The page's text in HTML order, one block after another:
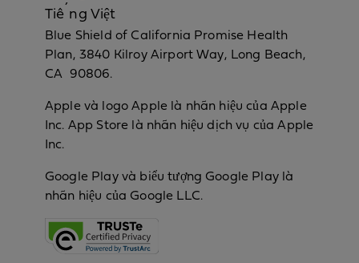
Tiếng Việt
Blue Shield of California Promise Health
Plan, 3840 Kilroy Airport Way, Long Beach,
CA 90806.
Apple và logo Apple là nhãn hiệu của Apple
Inc. App Store là nhãn hiệu dịch vụ của Apple
Inc.
Google Play và biểu tượng Google Play là
nhãn hiệu của Google LLC.